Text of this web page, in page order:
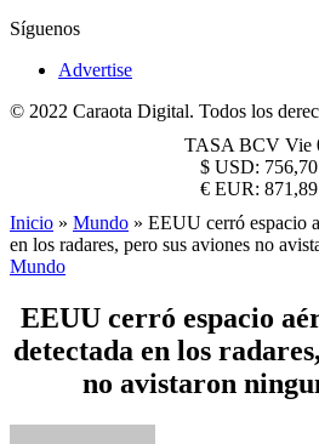
Síguenos
Advertise
© 2022 Caraota Digital. Todos los
TASA BCV Vie
$ USD:
€ EUR:
Inicio » Mundo » EEUU cerró espacio
en los radares, pero sus aviones no
Mundo
EEUU cerró espacio
detectada en los
no avistaron